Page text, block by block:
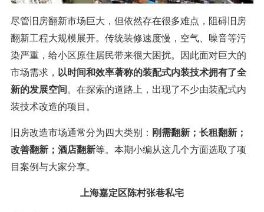
尽管旧房翻新市场巨大，但依然存在很多难点，阻碍旧房
翻新工程大规模展开。传统装修速度慢，空气、噪音等污
染严重，给小区原住居民带来很大困扰。因此面对巨大的
市场需求， 以时间和效率著称的装配式内装技术拥有了全
新的发展空间 。在探索的道路上，出现了不少由装配式内
装技术改造的项目。
旧房改造市场通常分为四大类别： 刚需翻新；长租翻新；
改善翻新； 酒店翻新等。本期小编从这几个方面选取了项
目案例与大家分享。
上海嘉定区陈村张巷私宅